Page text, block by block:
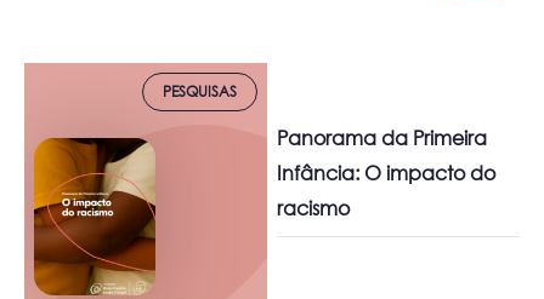
PESQUISAS
Panorama da Primeira
Infância: O impacto do
racismo